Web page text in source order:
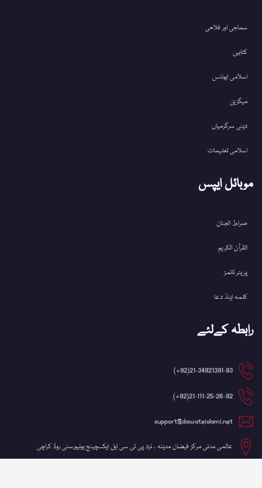
سماجی اور فلاحی
کتابیں
اسلامی ایونٹس
میگزین
دینی سرگرمیاں
اسلامی تعلیمات
موبائل ایپس
صراط الجنان
القرآن الکریم
پریئر ٹائمز
کلمہ اینڈ دعا
رابطہ کےلئے
21-34921391-93(92+)
21-111-25-26-92(92+)
support@dawateislami.net
عالمی مدنی مرکز فیضان مدینہ ، نزد پی ٹی سی ایل ایکسچینج یونیورسٹی روڈ کراچی